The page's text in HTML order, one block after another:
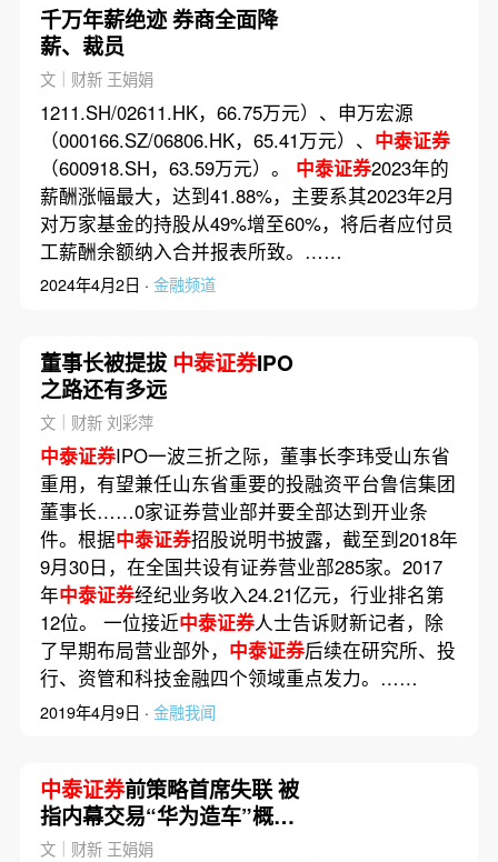
千万年薪绝迹 券商全面降
薪、裁员
文｜财新 王娟娟
1211.SH/02611.HK，66.75万元）、申万宏源
（000166.SZ/06806.HK，65.41万元）、 中泰证券
（600918.SH，63.59万元）。 中泰证券2023年的
薪酬涨幅最大，达到41.88%，主要系其2023年2月
对万家基金的持股从49%增至60%，将后者应付员
工薪酬余额纳入合并报表所致。……
2024年4月2日 · 金融频道
董事长被提拔中泰证券IPO
之路还有多远
文｜财新 刘彩萍
中泰证券IPO一波三折之际，董事长李玮受山东省
重用，有望兼任山东省重要的投融资平台鲁信集团
董事长……0家证券营业部并要全部达到开业条
件。根据中泰证券招股说明书披露，截至到2018年
9月30日，在全国共设有证券营业部285家。2017
年中泰证券经纪业务收入24.21亿元，行业排名第
12位。 一位接近中泰证券人士告诉财新记者，除
了早期布局营业部外， 中泰证券后续在研究所、投
行、资管和科技金融四个领域重点发力。……
2019年4月9日 · 金融我闻
中泰证券前策略首席失联 被
指内幕交易“华为造车”概念
股
文｜财新 王娟娟